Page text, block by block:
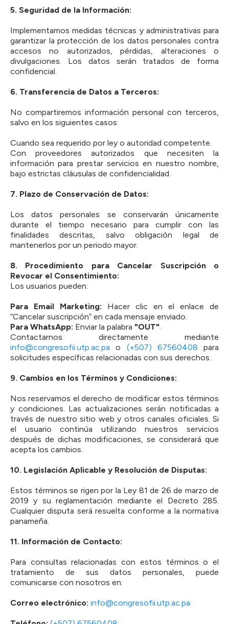
5.⁠ ⁠Seguridad de la Información:
Implementamos medidas técnicas y administrativas para
garantizar la protección de los datos personales contra
accesos no autorizados, pérdidas, alteraciones o
divulgaciones. Los datos serán tratados de forma
confidencial.
6.⁠ ⁠Transferencia de Datos a Terceros:
No compartiremos información personal con terceros,
salvo en los siguientes casos:
Cuando sea requerido por ley o autoridad competente.
Con proveedores autorizados que necesiten la
información para prestar servicios en nuestro nombre,
bajo estrictas cláusulas de confidencialidad.
7.⁠ ⁠Plazo de Conservación de Datos:
Los datos personales se conservarán únicamente
durante el tiempo necesario para cumplir con las
finalidades descritas, salvo obligación legal de
mantenerlos por un periodo mayor.
8.⁠ ⁠Procedimiento para Cancelar Suscripción o
Revocar el Consentimiento:
Los usuarios pueden:
Para Email Marketing: Hacer clic en el enlace de
“Cancelar suscripción” en cada mensaje enviado.
Para WhatsApp: Enviar la palabra "OUT".
Contactarnos directamente mediante
info@congresofii.utp.ac.pa o (+507) 67560408 para
solicitudes específicas relacionadas con sus derechos.
9.⁠ ⁠Cambios en los Términos y Condiciones:
Nos reservamos el derecho de modificar estos términos
y condiciones. Las actualizaciones serán notificadas a
través de nuestro sitio web y otros canales oficiales. Si
el usuario continúa utilizando nuestros servicios
después de dichas modificaciones, se considerará que
acepta los cambios.
10.⁠ ⁠Legislación Aplicable y Resolución de Disputas:
Estos términos se rigen por la Ley 81 de 26 de marzo de
2019 y su reglamentación mediante el Decreto 285.
Cualquier disputa será resuelta conforme a la normativa
panameña.
11.⁠ ⁠Información de Contacto:
Para consultas relacionadas con estos términos o el
tratamiento de sus datos personales, puede
comunicarse con nosotros en:
Correo electrónico: info@congresofii.utp.ac.pa